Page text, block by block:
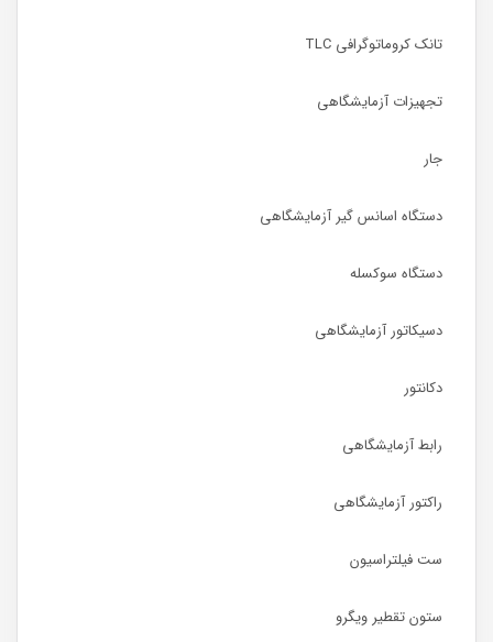
تانک کروماتوگرافی TLC
تجهیزات آزمایشگاهی
جار
دستگاه اسانس گیر آزمایشگاهی
دستگاه سوکسله
دسیکاتور آزمایشگاهی
دکانتور
رابط آزمایشگاهی
راکتور آزمایشگاهی
ست فیلتراسیون
ستون تقطیر ویگرو